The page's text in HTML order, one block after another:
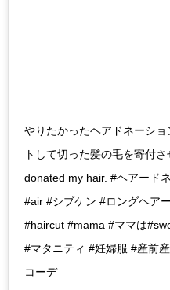
やりたかったヘアドネーシ
トして切った髪の毛を寄付
donated my hair. #ヘアード
#air #シブケン #ロングヘア
#haircut #mama #ママは
#マタニティ #妊婦服 #産前
コーデ